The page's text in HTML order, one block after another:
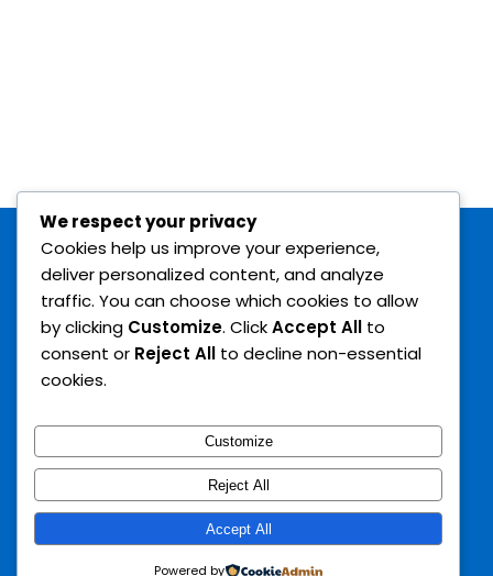
Calendario
Eventi
Chi
Siamo
© 2022 ASD INVICTUS ACADEMY - C.F. 94037890780 | Tutti i
diritti riservati.
We respect your privacy
Cookies help us improve your experience,
deliver personalized content, and analyze
traffic. You can choose which cookies to allow
by clicking Customize. ClickAccept All to
consent or Reject All to decline non-essential
cookies.
Customize
Reject All
Accept All
Powered by